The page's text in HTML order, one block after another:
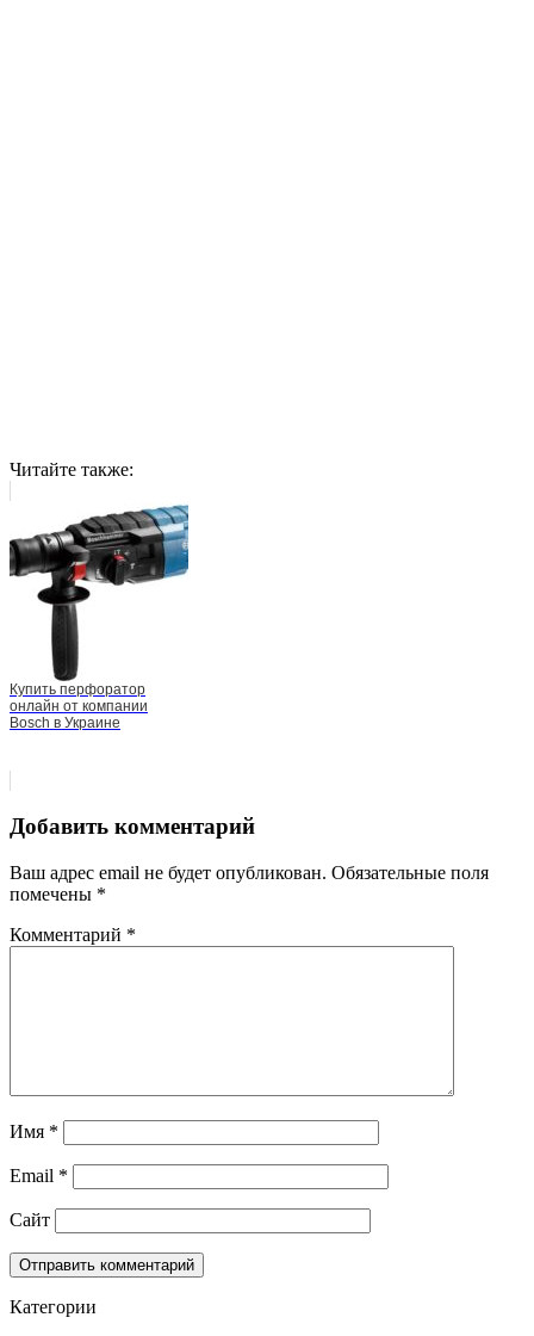
Читайте также:
Купить перфоратор
онлайн от компании
Bosch в Украине
Добавить комментарий
Ваш адрес email не будет опубликован. Обязательные поля
помечены *
Комментарий *
Имя *
Email *
Сайт
Категории